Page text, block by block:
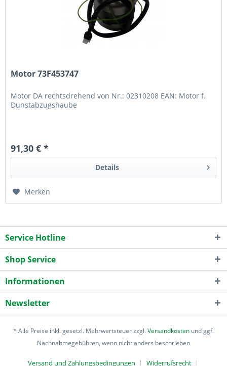
Motor 73F453747
Motor DA rechtsdrehend von Nr.: 02310208 EAN: Motor f.
Dunstabzugshaube
91,30 € *
Details
Merken
Service Hotline
Shop Service
Informationen
Newsletter
* Alle Preise inkl. gesetzl. Mehrwertsteuer zzgl.Versandkosten und ggf.
Nachnahmegebühren, wenn nicht anders beschrieben
Versand und Zahlungsbedingungen Widerrufsrecht